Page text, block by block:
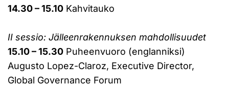
14.30 – 15.10 Kahvitauko
II sessio: Jälleenrakennuksen mahdollisuudet
15.10 – 15.30 Puheenvuoro (englanniksi)
Augusto Lopez-Claroz, Executive Director,
Global Governance Forum